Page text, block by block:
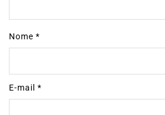
Nome *
E-mail *